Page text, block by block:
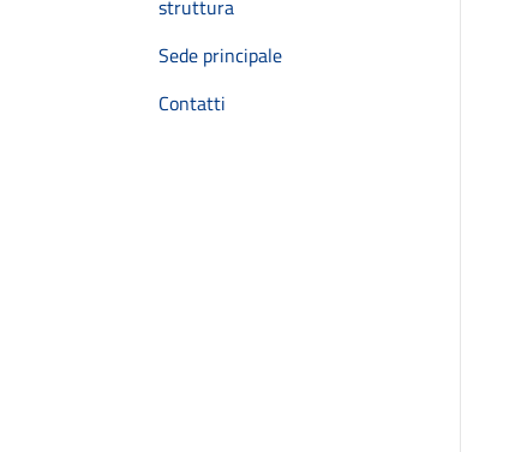
struttura
Sede principale
Contatti